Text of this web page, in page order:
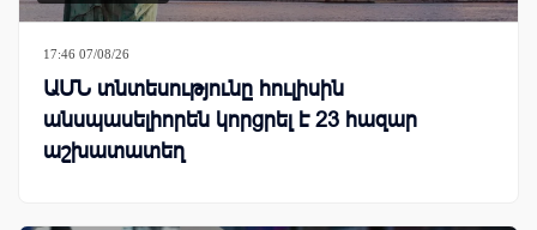
17:46 07/08/26
ԱՄՆ տնտեսությունը հուլիսին
անսպասելիորեն կորցրել է 23 հազար
աշխատատեղ